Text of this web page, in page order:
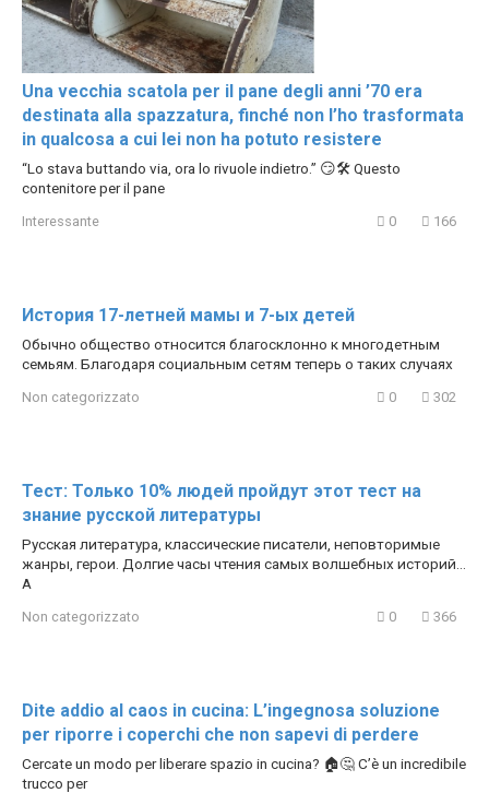
Una vecchia scatola per il pane degli anni ’70 era
destinata alla spazzatura, finché non l’ho trasformata
in qualcosa a cui lei non ha potuto resistere
“Lo stava buttando via, ora lo rivuole indietro.” 😏🛠️ Questo
contenitore per il pane
Interessante 0 166
История 17-летней мамы и 7-ых детей
Обычно общество относится благосклонно к многодетным
семьям. Благодаря социальным сетям теперь о таких случаях
Non categorizzato 0 302
Тест: Только 10% людей пройдут этот тест на
знание русской литературы
Русская литература, классические писатели, неповторимые
жанры, герои. Долгие часы чтения самых волшебных историй…
А
Non categorizzato 0 366
Dite addio al caos in cucina: L’ingegnosa soluzione
per riporre i coperchi che non sapevi di perdere
Cercate un modo per liberare spazio in cucina? 🏠🤔 C’è un incredibile
trucco per